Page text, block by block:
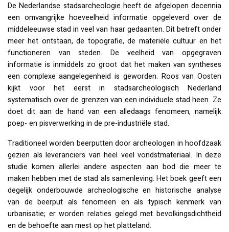
De Nederlandse stadsarcheologie heeft de afgelopen decennia
een omvangrijke hoeveelheid informatie opgeleverd over de
middeleeuwse stad in veel van haar gedaanten. Dit betreft onder
meer het ontstaan, de topografie, de materiële cultuur en het
functioneren van steden. De veelheid van opgegraven
informatie is inmiddels zo groot dat het maken van syntheses
een complexe aangelegenheid is geworden. Roos van Oosten
kijkt voor het eerst in stadsarcheologisch Nederland
systematisch over de grenzen van een individuele stad heen. Ze
doet dit aan de hand van een alledaags fenomeen, namelijk
poep- en pisverwerking in de pre-industriële stad.
Traditioneel worden beerputten door archeologen in hoofdzaak
gezien als leveranciers van heel veel vondstmateriaal. In deze
studie komen allerlei andere aspecten aan bod die meer te
maken hebben met de stad als samenleving. Het boek geeft een
degelijk onderbouwde archeologische en historische analyse
van de beerput als fenomeen en als typisch kenmerk van
urbanisatie; er worden relaties gelegd met bevolkingsdichtheid
en de behoefte aan mest op het platteland.